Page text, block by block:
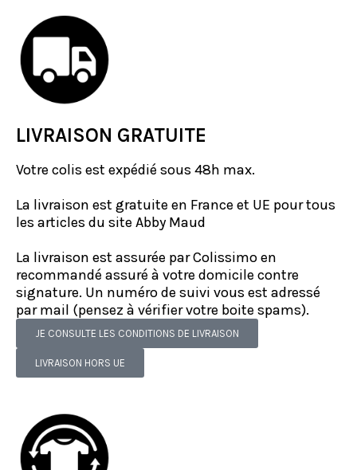
LIVRAISON GRATUITE
Votre colis est expédié sous 48h max.
La livraison est gratuite en France et UE pour tous
les articles du site Abby Maud
La livraison est assurée par Colissimo en
recommandé assuré à votre domicile contre
signature. Un numéro de suivi vous est adressé
par mail (pensez à vérifier votre boite spams).
JE CONSULTE LES CONDITIONS DE LIVRAISON
LIVRAISON HORS UE